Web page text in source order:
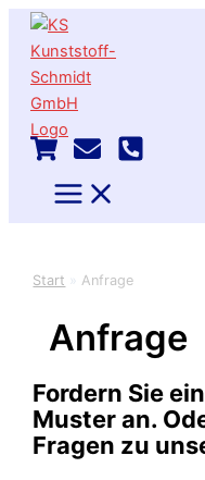
Zum
Inhalt
springen
Start Anfrage
Anfrage
Fordern Sie
Muster an.
Fragen zu